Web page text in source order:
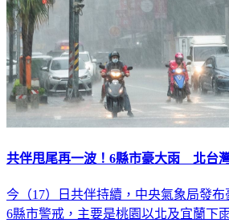
共伴甩尾再一波！6縣市豪大雨 北台
今（17）日共伴持續，中央氣象局發
6縣市警戒，主要是桃園以北及宜蘭下